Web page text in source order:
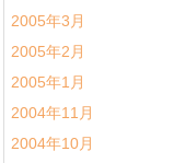
2005年3月
2005年2月
2005年1月
2004年11月
2004年10月